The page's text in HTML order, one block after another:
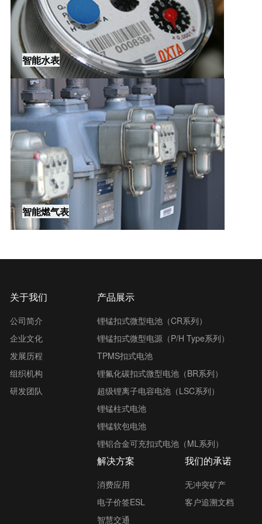
智能水表
智能燃气表
关于我们
公司简介
企业文化
发展历程
组织机构
研发团队
产品展示
锂锰扣式微型电池（CR系列）
锂锰扣式微型电源（P/H Type系列）
TPMS扣式电池
锂氟化碳扣式微型电池（BR系列）
超级锂离子电容电池（LSC系列）
锂锰柱式电池
锂锰软包电池
锂铝合金可充扣式电池（ML系列）
解决方案
消费应用
电子价签ESL
智慧交通
我们的承诺
无冲突矿产
客户追溯文档